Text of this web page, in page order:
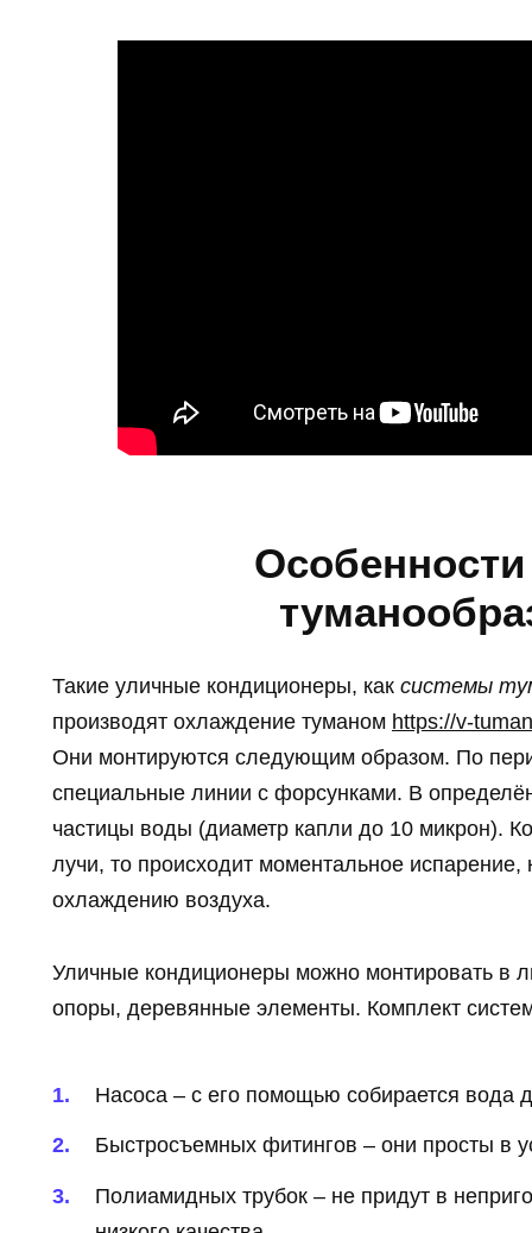
Такие уличные кондиционеры, как системы
производят охлаждение туманом https://v-
Они монтируются следующим образом. По
специальные линии с форсунками. В
частицы воды (диаметр капли до 10 микрон).
лучи, то происходит моментальное
охлаждению воздуха.
Уличные кондиционеры можно монтировать в
опоры, деревянные элементы. Комплект
Насоса – с его помощью собирается вода
Быстросъемных фитингов – они просты в
Полиамидных трубок – не придут в